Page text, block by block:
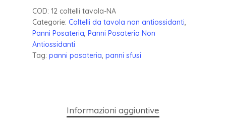
COD: 12 coltelli tavola-NA
Categorie: Coltelli da tavola non antiossidanti,
Panni Posateria, Panni Posateria Non
Antiossidanti
Tag: panni posateria, panni sfusi
Informazioni aggiuntive